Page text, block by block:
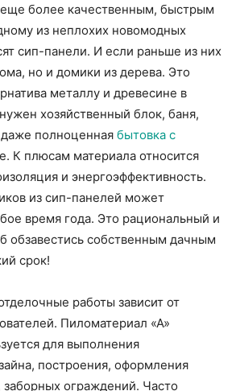
более качественным, быстрым
из неплохих новомодных
сип-панели. И если раньше из них
но и домики из дерева. Это
металлу и древесине в
хозяйственный блок, баня,
полноценная бытовка с
К плюсам материала относится
и энергоэффективность.
из сип-панелей может
время года. Это рациональный и
обзавестись собственным дачным
срок!
работы зависит от
Пиломатериал «А»
для выполнения
построения, оформления
ограждений. Часто